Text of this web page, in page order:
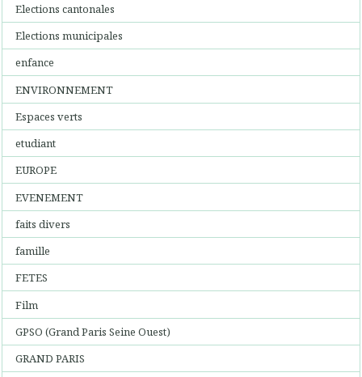
Elections cantonales
Elections municipales
enfance
ENVIRONNEMENT
Espaces verts
etudiant
EUROPE
EVENEMENT
faits divers
famille
FETES
Film
GPSO (Grand Paris Seine Ouest)
GRAND PARIS